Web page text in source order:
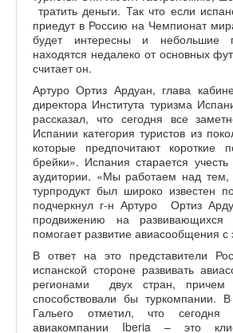
тратить деньги. Так что если
приедут в Россию на Чемпионат
будет интересны и небольшие
находятся недалеко от основных
считает он.
Артуро Ортиз Ардуан, глава
директора Института туризма
рассказал, что сегодня все
Испании категория туристов из
которые предпочитают короткие
брейки». Испания старается
аудитории. «Мы работаем над тем,
турпродукт был широко известен
подчеркнул г-н Артуро Ортиз
продвижению на развивающихся
помогает развитие авиасообщения
В ответ на это представители
испанской стороне развивать
регионами двух стран, причем
способствовали бы туркомпании.
Гальего отметил, что сегодня
авиакомпании Iberia – это